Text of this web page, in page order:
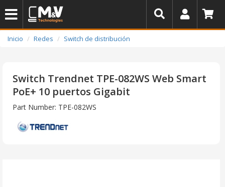
Inicio Redes Switch de distribución
Switch Trendnet TPE-082WS Web Smart
PoE+ 10 puertos Gigabit
Part Number: TPE-082WS